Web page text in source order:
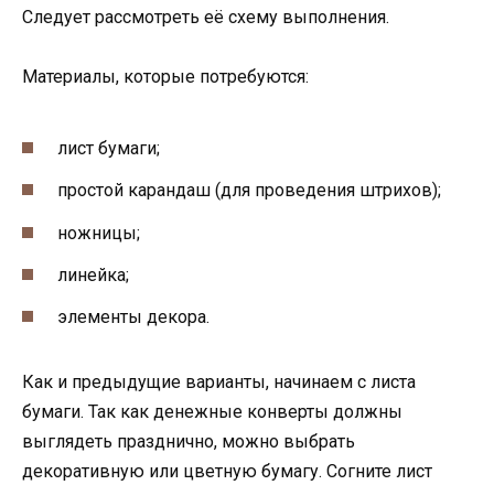
Следует рассмотреть её схему выполнения.
Материалы, которые потребуются:
лист бумаги;
простой карандаш (для проведения штрихов);
ножницы;
линейка;
элементы декора.
Как и предыдущие варианты, начинаем с листа
бумаги. Так как денежные конверты должны
выглядеть празднично, можно выбрать
декоративную или цветную бумагу. Согните лист